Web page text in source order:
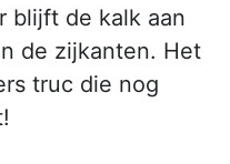
blijft de kalk aan
de zijkanten. Het
truc die nog